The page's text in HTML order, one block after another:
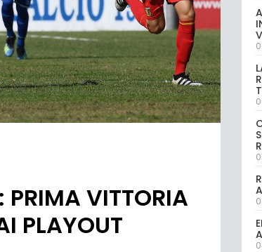
PRIMA VITTORIA
PLAYOUT